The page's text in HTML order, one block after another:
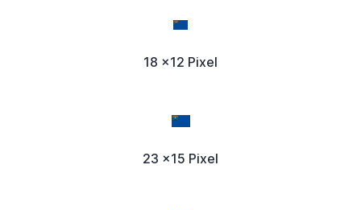
18 x12 Pixel
23 x15 Pixel